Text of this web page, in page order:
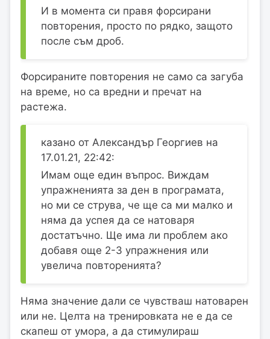
И в момента си правя форсирани
повторения, просто по рядко, защото
после съм дроб.
Форсираните повторения не само са загуба
на време, но са вредни и пречат на
растежа.
казано от Александър Георгиев на
17.01.21, 22:42:
Имам още един въпрос. Виждам
упражненията за ден в програмата,
но ми се струва, че ще са ми малко и
няма да успея да се натоваря
достатъчно. Ще има ли проблем ако
добавя още 2-3 упражнения или
увелича повторенията?
Няма значение дали се чувстваш натоварен
или не. Целта на тренировката не е да се
скапеш от умора, а да стимулираш